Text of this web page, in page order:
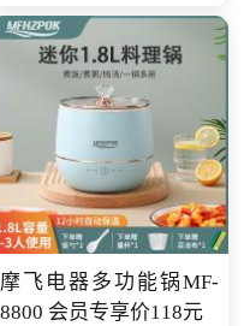
摩飞电器多功能锅MF-
8800 会员专享价118元